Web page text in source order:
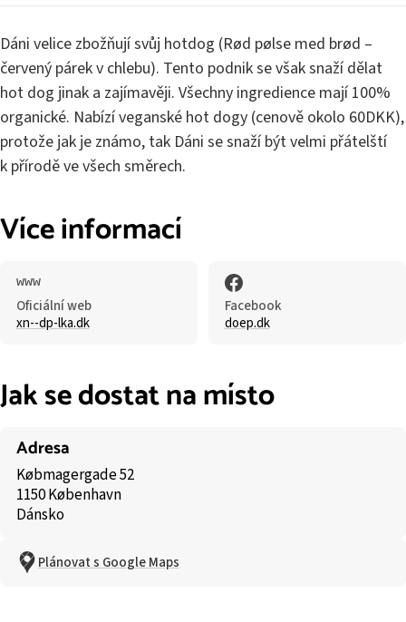
Dáni velice zbožňují svůj hotdog (Rød pølse med brød –
červený párek v chlebu). Tento podnik se však snaží dělat
hot dog jinak a zajímavěji. Všechny ingredience mají 100%
organické. Nabízí veganské hot dogy (cenově okolo 60DKK),
protože jak je známo, tak Dáni se snaží být velmi přátelští
k přírodě ve všech směrech.
Více informací
Oficiální web
xn--dp-lka.dk
Facebook
doep.dk
Jak se dostat na místo
Adresa
Købmagergade 52
1150 København
Dánsko
Plánovat s Google Maps